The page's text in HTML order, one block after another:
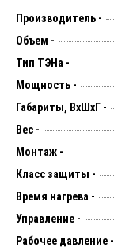
Производитель -
Объем -
Тип ТЭНа -
Мощность -
Габариты, ВхШхГ -
Вес -
Монтаж -
Класс защиты -
Время нагрева -
Управление -
Рабочее давление -